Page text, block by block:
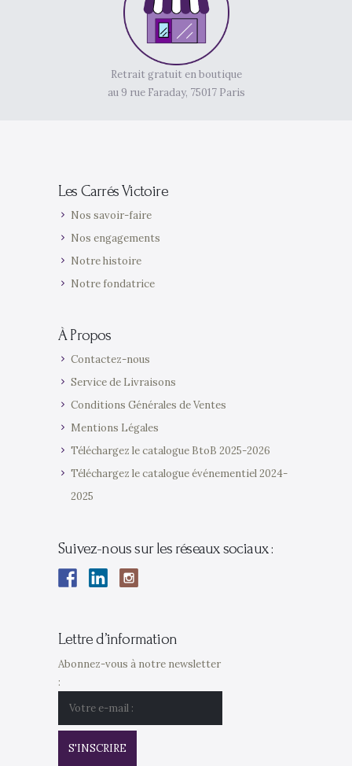
Retrait gratuit en boutique
au 9 rue Faraday, 75017 Paris
Les Carrés Victoire
Nos savoir-faire
Nos engagements
Notre histoire
Notre fondatrice
À Propos
Contactez-nous
Service de Livraisons
Conditions Générales de Ventes
Mentions Légales
Téléchargez le catalogue BtoB 2025-2026
Téléchargez le catalogue événementiel 2024-
2025
Suivez-nous sur les réseaux sociaux :
Lettre d’information
Abonnez-vous à notre newsletter
: